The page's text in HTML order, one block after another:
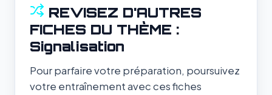
REVISEZ D'AUTRES
FICHES DU THÈME :
Signalisation
Pour parfaire votre préparation, poursuivez
votre entraînement avec ces fiches